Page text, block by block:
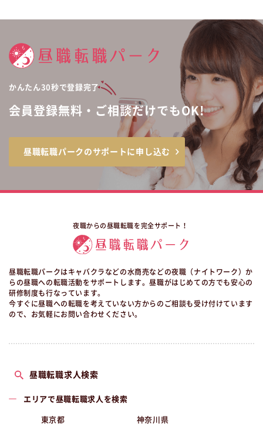
かんたん30秒で登録完了
会員登録無料・ご相談だけでもOK!
昼職転職パークのサポートに申し込む
夜職からの昼職転職を完全サポート！
昼職転職パークはキャバクラなどの水商売などの夜職（ナイトワーク）か
らの昼職への転職活動をサポートします。昼職がはじめての方でも安心の
研修制度も行なっています。
今すぐに昼職への転職を考えていない方からのご相談も受け付けています
ので、お気軽にお問い合わせください。
昼職転職求人検索
エリアで昼職転職求人を検索
東京都 神奈川県